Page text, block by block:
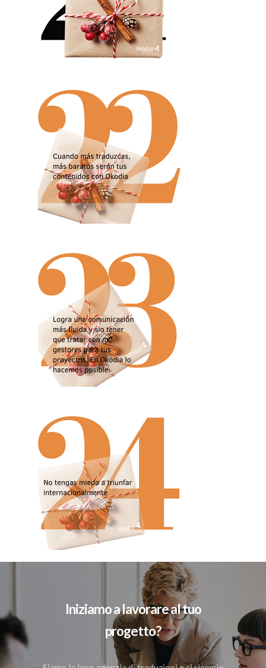
Iniziamo a lavorare al tuo
progetto?